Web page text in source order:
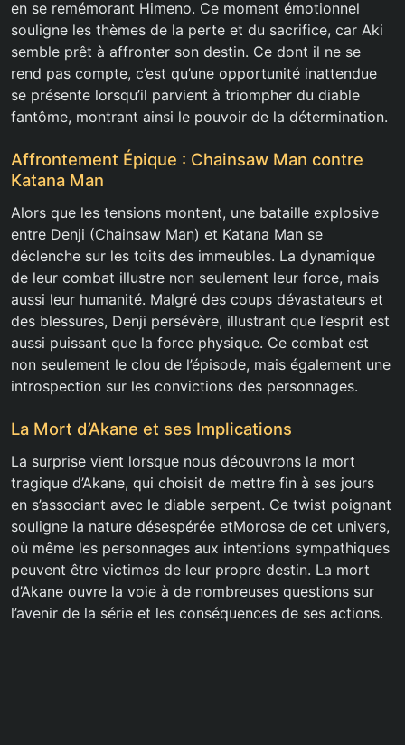
en se remémorant Himeno. Ce moment émotionnel
souligne les thèmes de la perte et du sacrifice, car Aki
semble prêt à affronter son destin. Ce dont il ne se
rend pas compte, c’est qu’une opportunité inattendue
se présente lorsqu’il parvient à triompher du diable
fantôme, montrant ainsi le pouvoir de la détermination.
Affrontement Épique : Chainsaw Man contre
Katana Man
Alors que les tensions montent, une bataille explosive
entre Denji (Chainsaw Man) et Katana Man se
déclenche sur les toits des immeubles. La dynamique
de leur combat illustre non seulement leur force, mais
aussi leur humanité. Malgré des coups dévastateurs et
des blessures, Denji persévère, illustrant que l’esprit est
aussi puissant que la force physique. Ce combat est
non seulement le clou de l’épisode, mais également une
introspection sur les convictions des personnages.
La Mort d’Akane et ses Implications
La surprise vient lorsque nous découvrons la mort
tragique d’Akane, qui choisit de mettre fin à ses jours
en s’associant avec le diable serpent. Ce twist poignant
souligne la nature désespérée etMorose de cet univers,
où même les personnages aux intentions sympathiques
peuvent être victimes de leur propre destin. La mort
d’Akane ouvre la voie à de nombreuses questions sur
l’avenir de la série et les conséquences de ses actions.